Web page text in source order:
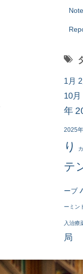
Note
1月
10月
年
2025年
り
テ
ーブ
ーミン
入治療
局